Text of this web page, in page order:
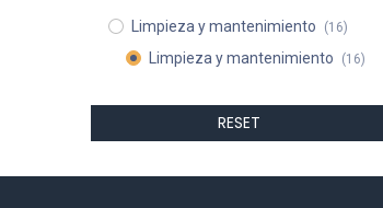
Limpieza y mantenimiento (16)
Limpieza y mantenimiento (16)
RESET